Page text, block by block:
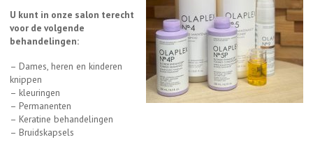
U kunt in onze salon terecht
voor de volgende
behandelingen:
– Dames, heren en kinderen
knippen
– kleuringen
– Permanenten
– Keratine behandelingen
– Bruidskapsels